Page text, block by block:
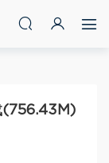
(756.43M)